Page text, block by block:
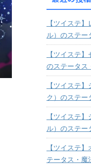
【ツイステ
ル）のステー
【ツイステ
のステータス
【ツイステ
ク）のステー
【ツイステ
ル）のステー
【ツイステ
テータス・魔